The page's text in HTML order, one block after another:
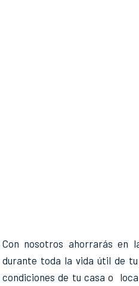
Con nosotros ahorrarás en
durante toda la vida útil de
condiciones de tu casa o